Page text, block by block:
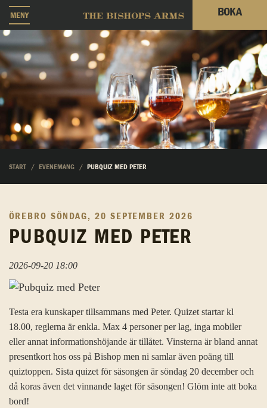
MENY BOKA
START EVENEMANG PUBQUIZ MED PETER
ÖREBRO SÖNDAG, 20 SEPTEMBER 2026
PUBQUIZ MED PETER
2026-09-20 18:00
Testa era kunskaper tillsammans med Peter. Quizet startar kl
18.00, reglerna är enkla. Max 4 personer per lag, inga mobiler
eller annat informationshöjande är tillåtet. Vinsterna är bland annat
presentkort hos oss på Bishop men ni samlar även poäng till
quiztoppen. Sista quizet för säsongen är söndag 20 december och
då koras även det vinnande laget för säsongen! Glöm inte att boka
bord!